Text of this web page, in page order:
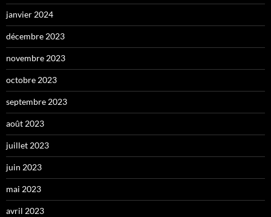
janvier 2024
décembre 2023
novembre 2023
octobre 2023
septembre 2023
août 2023
juillet 2023
juin 2023
mai 2023
avril 2023